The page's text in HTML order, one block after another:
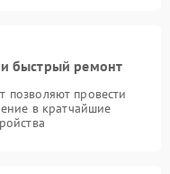
и быстрый ремонт
провести
в кратчайшие